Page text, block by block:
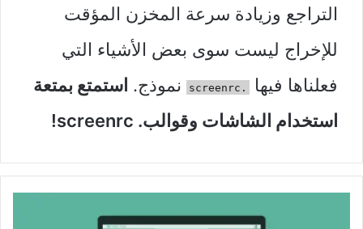
التراجع وزيادة سرعة المخزن المؤقت
للإخراج ليست سوى بعض الأشياء التي
فعلناها فيها
.screenrc نموذج. استمتع بمتعة
استخدام الشاشات وقوالب. screenrc!